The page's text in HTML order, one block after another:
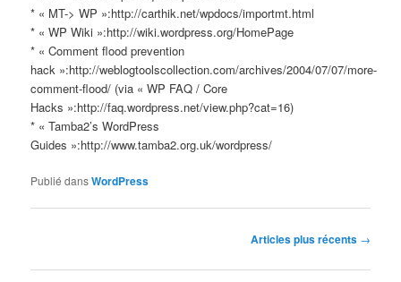
* « MT-> WP »:http://carthik.net/wpdocs/importmt.html
* « WP Wiki »:http://wiki.wordpress.org/HomePage
* « Comment flood prevention
hack »:http://weblogtoolscollection.com/archives/2004/07/07/more-
comment-flood/ (via « WP FAQ / Core
Hacks »:http://faq.wordpress.net/view.php?cat=16)
* « Tamba2’s WordPress
Guides »:http://www.tamba2.org.uk/wordpress/
Publié dansWordPress
articles
Articles plus récents →